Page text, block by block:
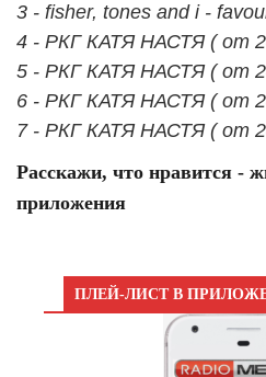
3 - fisher, tones and i -
4 - РКГ КАТЯ НАСТЯ ( от
5 - РКГ КАТЯ НАСТЯ ( от
6 - РКГ КАТЯ НАСТЯ ( от
7 - РКГ КАТЯ НАСТЯ ( от
Расскажи, что нравится -
приложения
ПЛЕЙ-ЛИСТ В